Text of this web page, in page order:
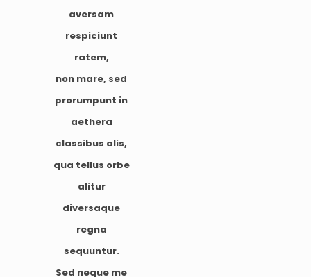
aversam
respiciunt
ratem,
non mare, sed
prorumpunt in
aethera
classibus alis,
qua tellus orbe
alitur
diversaque
regna
sequuntur.
Sed neque me